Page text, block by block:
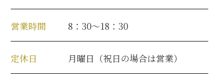
犬千代ルート
営業時間 8：30～18：30
定休日 月曜日（祝日の場合は営業）